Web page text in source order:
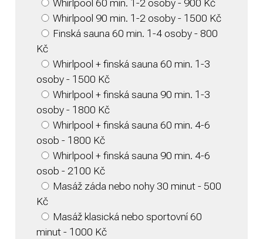
Whirlpool 60 min. 1-2 osoby - 900 Kč
Whirlpool 90 min. 1-2 osoby - 1500 Kč
Finská sauna 60 min. 1-4 osoby - 800
Kč
Whirlpool + finská sauna 60 min. 1-3
osoby - 1500 Kč
Whirlpool + finská sauna 90 min. 1-3
osoby - 1800 Kč
Whirlpool + finská sauna 60 min. 4-6
osob - 1800 Kč
Whirlpool + finská sauna 90 min. 4-6
osob - 2100 Kč
Masáž záda nebo nohy 30 minut - 500
Kč
Masáž klasická nebo sportovní 60
minut - 1000 Kč